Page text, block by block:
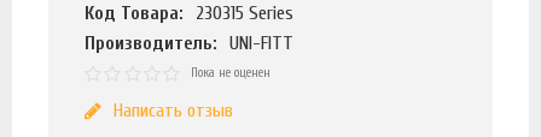
Код Товара:
230315 Series
Производитель:
UNI-FITT
Пока не оценен
Написать отзыв